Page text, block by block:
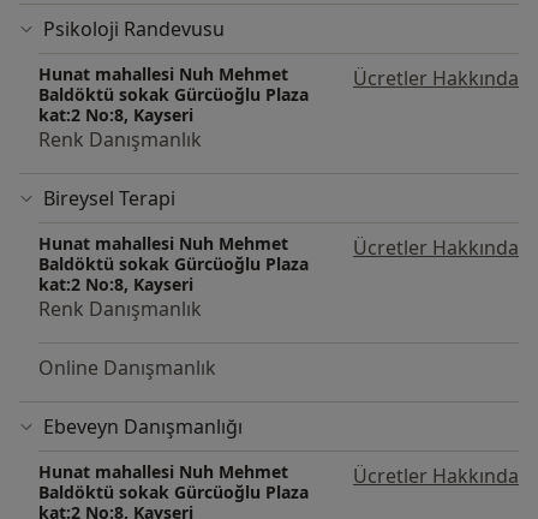
Psikoloji Randevusu
Hunat mahallesi Nuh Mehmet
Baldöktü sokak Gürcüoğlu Plaza
kat:2 No:8, Kayseri
Ücretler Hakkında
Renk Danışmanlık
Bireysel Terapi
Hunat mahallesi Nuh Mehmet
Baldöktü sokak Gürcüoğlu Plaza
kat:2 No:8, Kayseri
Ücretler Hakkında
Renk Danışmanlık
Online Danışmanlık
Ebeveyn Danışmanlığı
Hunat mahallesi Nuh Mehmet
Baldöktü sokak Gürcüoğlu Plaza
kat:2 No:8, Kayseri
Ücretler Hakkında